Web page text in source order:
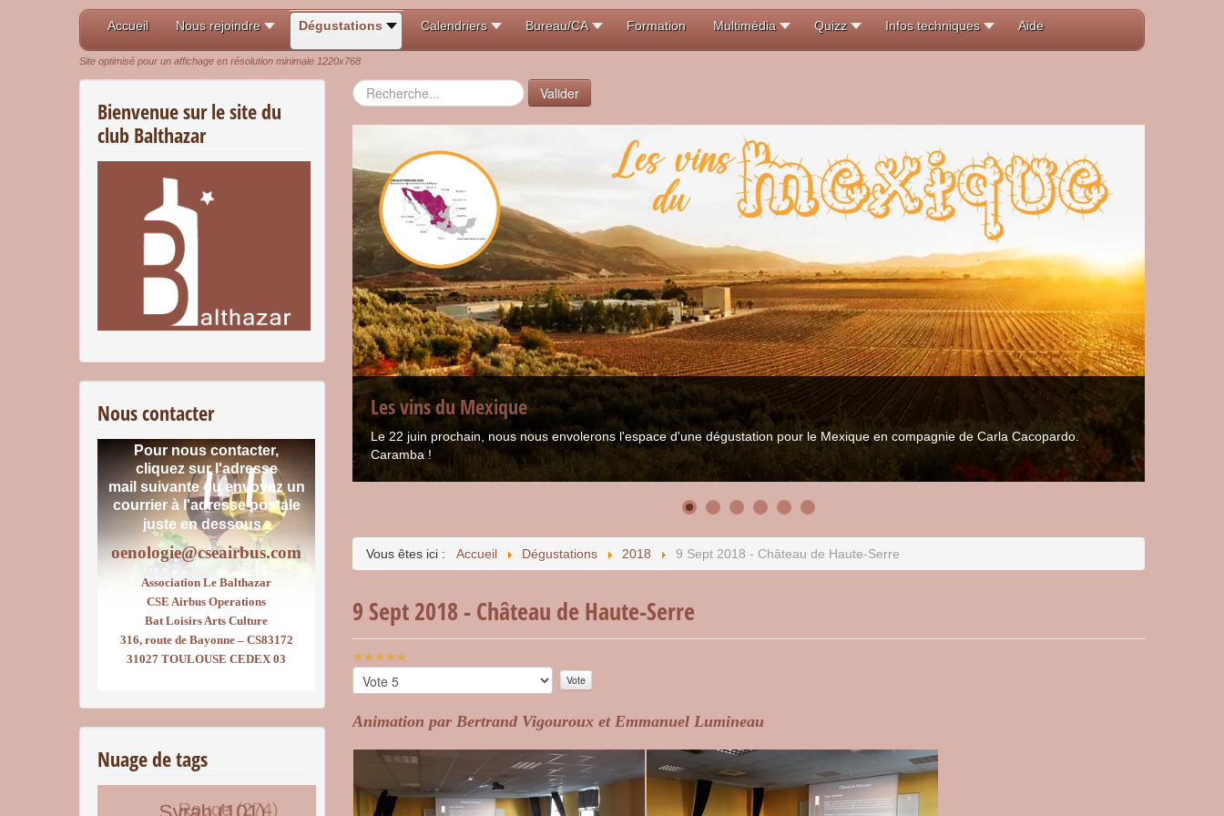
Accueil Nous rejoindre Dégustations Calendriers Bureau/CA Formation Multimédia Quizz Infos techniques Aide
Site optimisé pour un affichage en résolution minimale 1220x768
Bienvenue sur le site du
club Balthazar
Nous contacter
Pour nous contacter,
cliquez sur l'adresse
mail suivante ou envoyez un
courrierà l'adresse postale
juste en dessous :
oenologie@cseairbus.com
Association Le Balthazar
CSE Airbus Operations
Bat Loisirs Arts Culture
316, route de Bayonne – CS83172
31027 TOULOUSE CEDEX 03
Nuage de tags
Rechercher Valider
Les vins du Mexique
Le 22 juin prochain, nous nous envolerons l'espace d'une dégustation pour le Mexique en compagnie de Carla Cacopardo.
Caramba !
Vous êtes ici : Accueil Dégustations 2018 9 Sept 2018 - Château de Haute-Serre
9 Sept 2018 - Château de Haute-Serre
Vote
utilisateur:
Veuillez
voter
Animation par Bertrand Vigouroux et Emmanuel Lumineau